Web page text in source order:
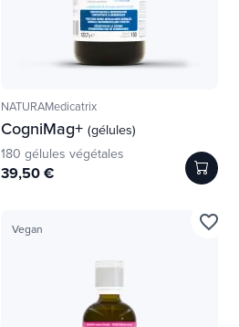
NATURAMedicatrix
CogniMag+(gélules)
180 gélules végétales
39,50 €
Vegan favorite_border